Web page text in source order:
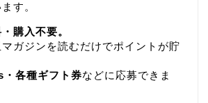
す。
購入不要。
ガジンを読むだけでポイントが貯
各種ギフト券などに応募できま